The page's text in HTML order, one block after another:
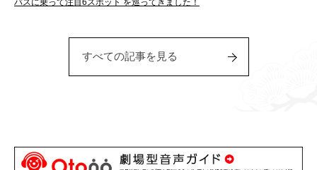
バスに乗って注目6スポット を巡ってきました！
すべての記事を見る